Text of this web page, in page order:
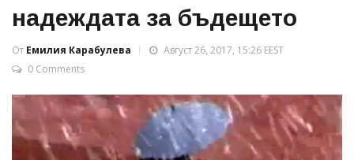
надеждата за бъдещето
От Емилия Карабулева
Август 26, 2017, 15:26 EEST
0 Comments